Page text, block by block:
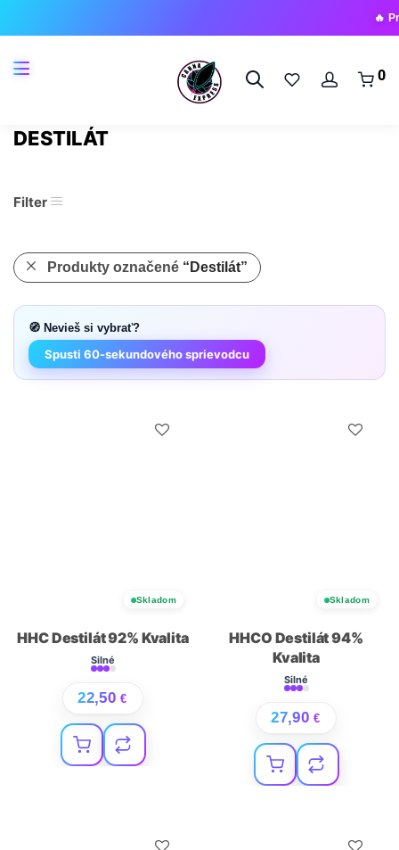
🔥
0
DESTILÁT
Filter
Produkty označené “Destilát”
🧭 Nevieš si vybrať?
Spusti 60-sekundového sprievodcu
Skladom
HHC Destilát 92% Kvalita
Silné
22,50€
Skladom
HHCO Destilát 94%
Kvalita
Silné
27,90€